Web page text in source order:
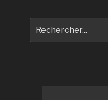
pour